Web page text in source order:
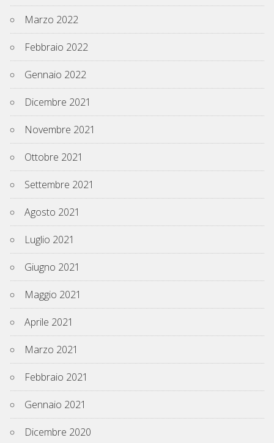
Marzo 2022
Febbraio 2022
Gennaio 2022
Dicembre 2021
Novembre 2021
Ottobre 2021
Settembre 2021
Agosto 2021
Luglio 2021
Giugno 2021
Maggio 2021
Aprile 2021
Marzo 2021
Febbraio 2021
Gennaio 2021
Dicembre 2020